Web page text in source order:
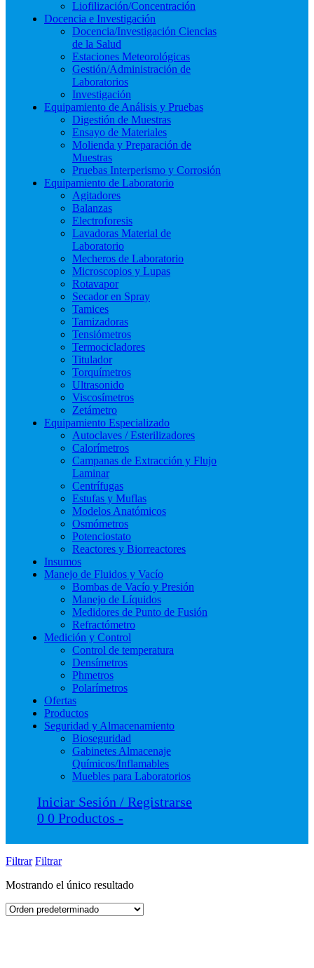
Liofilización/Concentración
Docencia e Investigación
Docencia/Investigación Ciencias
de la Salud
Estaciones Meteorológicas
Gestión/Administración de
Laboratorios
Investigación
Equipamiento de Análisis y Pruebas
Digestión de Muestras
Ensayo de Materiales
Molienda y Preparación de
Muestras
Pruebas Interperismo y Corrosión
Equipamiento de Laboratorio
Agitadores
Balanzas
Electroforesis
Lavadoras Material de
Laboratorio
Mecheros de Laboratorio
Microscopios y Lupas
Rotavapor
Secador en Spray
Tamices
Tamizadoras
Tensiómetros
Termocicladores
Titulador
Torquímetros
Ultrasonido
Viscosímetros
Zetámetro
Equipamiento Especializado
Autoclaves / Esterilizadores
Calorímetros
Campanas de Extracción y Flujo
Laminar
Centrífugas
Estufas y Muflas
Modelos Anatómicos
Osmómetros
Potenciostato
Reactores y Biorreactores
Insumos
Manejo de Fluidos y Vacío
Bombas de Vacío y Presión
Manejo de Líquidos
Medidores de Punto de Fusión
Refractómetro
Medición y Control
Control de temperatura
Densímetros
Phmetros
Polarímetros
Ofertas
Productos
Seguridad y Almacenamiento
Bioseguridad
Gabinetes Almacenaje
Químicos/Inflamables
Muebles para Laboratorios
Iniciar Sesión / Registrarse
0 0 Productos -
Filtrar Filtrar
Mostrando el único resultado